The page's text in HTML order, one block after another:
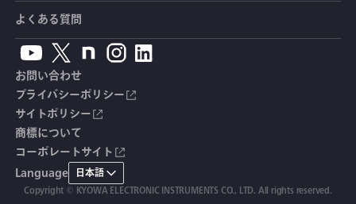
鉄筋計
沈下計
応力計
継目計
変位計
ホイールトルクセンサ
人体ダミー用センサ
ハンディ測定器（チェッカ）
鉄道用計測システム
自動車用計測システム
土木用計測システム
試験装置・システム
ケーブル・コネクタ
アクセサリ
製品・サービスTopics
オーダーメイド製品
生産終了製品
共和技報
単位変換表
用語集
カタログ・資料のダウンロード
生産終了製品一覧
拠点情報
よくあるご質問
CADデータ
ソフトウェアバージョンアップ
総合カタログ
安全データシート（SDS）
CE適合品 受注・販売状況
共和技報
イベント・展示会
よくある質問
お問い合わせ
プライバシーポリシー
サイトポリシー
商標について
コーポレートサイト
Language 日本語
Copyright © KYOWA ELECTRONIC INSTRUMENTS CO., LTD. All rights reserved.